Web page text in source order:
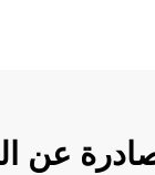
عن